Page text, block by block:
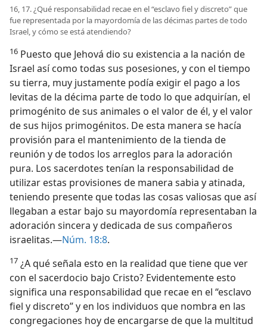
16, 17. ¿Qué responsabilidad recae en el “esclavo fiel y discreto” que
fue representada por la mayordomía de las décimas partes de todo
Israel, y cómo se está atendiendo?
16 Puesto que Jehová dio su existencia a la nación de
Israel así como todas sus posesiones, y con el tiempo
su tierra, muy justamente podía exigir el pago a los
levitas de la décima parte de todo lo que adquirían, el
primogénito de sus animales o el valor de él, y el valor
de sus hijos primogénitos. De esta manera se hacía
provisión para el mantenimiento de la tienda de
reunión y de todos los arreglos para la adoración
pura. Los sacerdotes tenían la responsabilidad de
utilizar estas provisiones de manera sabia y atinada,
teniendo presente que todas las cosas valiosas que así
llegaban a estar bajo su mayordomía representaban la
adoración sincera y dedicada de sus compañeros
israelitas.—Núm. 18:8.
17 ¿A qué señala esto en la realidad que tiene que ver
con el sacerdocio bajo Cristo? Evidentemente esto
significa una responsabilidad que recae en el “esclavo
fiel y discreto” y en los individuos que nombra en las
congregaciones hoy de encargarse de que la multitud